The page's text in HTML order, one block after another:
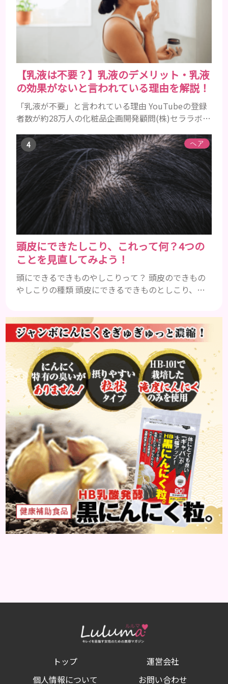
以降の男性に悩んでいる人が多い傾向があります。
髪が生え変わるサイクルは、年齢と共に乱れていき
ます。髪が太くならないま...
【乳液は不要？】乳液のデメリット・乳液
の効果がないと言われている理由を解説！
「乳液が不要」と言われている理由 YouTubeの登録
者数が約28万人の化粧品企画開発顧問(株)セララボ代
た。 スキンケアで1番不要なものは『乳液』だと思っ
てます。成分を見ると化粧水と変わらない(乳濁剤で
濁らせてゲル化剤で粘度付けてるだけの)ものが多す
ぎますしそもそも油分を足したいならクリームがあ
ります。僕自身ここ10年くらい乳液は使ってません
がなんの...
ヘア
頭皮にできたしこり、これって何？4つの
ことを見直してみよう！
頭にできるできものやしこりって？ 頭皮のできもの
やしこりの種類 頭皮にできるできものとしこり、と
も違いますし、症状や種類によっても違います。まず
はどんな病気なのか、よりも、どんな種類のできも
のやしこりがあるのかを解説いきましょう。 水疱 ご
存知の方もいらっしゃるかと思いますが、すいほ
う、と読みます。これは表皮や表皮下にできるもので
す。表皮は0.2mmほ...
トップ
運営会社
個人情報について
お問い合わせ